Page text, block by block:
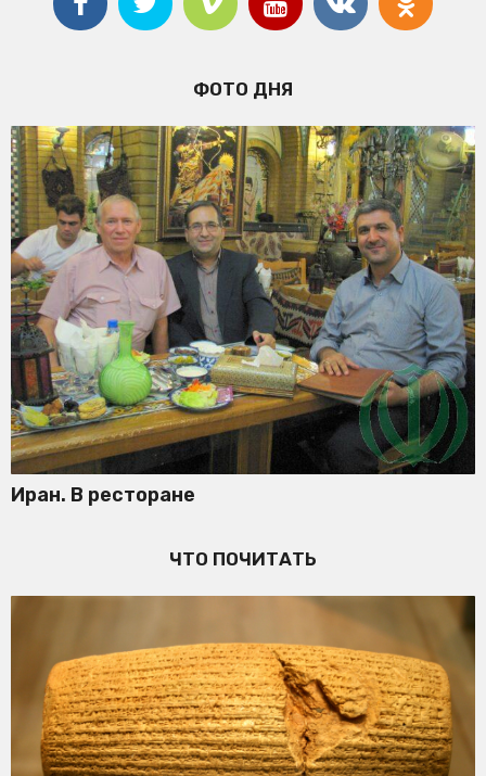
ФОТО ДНЯ
Иран. В ресторане
ЧТО ПОЧИТАТЬ